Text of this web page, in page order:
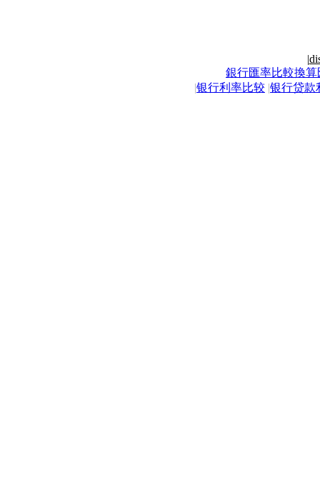
|
銀行匯率比較換算
|银行利率比较 |银行贷款